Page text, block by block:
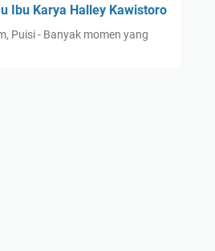
Ibu Karya Halley Kawistoro
Puisi - Banyak momen yang